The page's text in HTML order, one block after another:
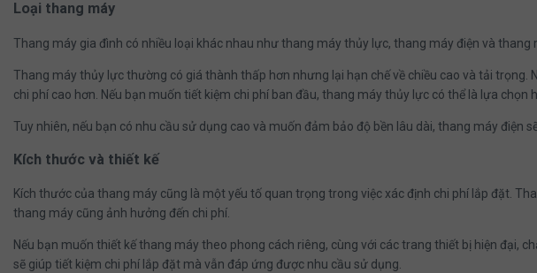
Loại thang máy
Thang máy gia đình có nhiều loại khác nhau như thang máy thủy lực, thang máy điện và thang
Thang máy thủy lực thường có giá thành thấp hơn nhưng lại hạn chế về chiều cao và tải
chi phí cao hơn. Nếu bạn muốn tiết kiệm chi phí ban đầu, thang máy thủy lực có thể là lựa chọn
Tuy nhiên, nếu bạn có nhu cầu sử dụng cao và muốn đảm bảo độ bền lâu dài, thang máy điện
Kích thước và thiết kế
Kích thước của thang máy cũng là một yếu tố quan trọng trong việc xác định chi phí lắp đặt.
thang máy cũng ảnh hưởng đến chi phí.
Nếu bạn muốn thiết kế thang máy theo phong cách riêng, cùng với các trang thiết bị hiện đại,
sẽ giúp tiết kiệm chi phí lắp đặt mà vẫn đáp ứng được nhu cầu sử dụng.